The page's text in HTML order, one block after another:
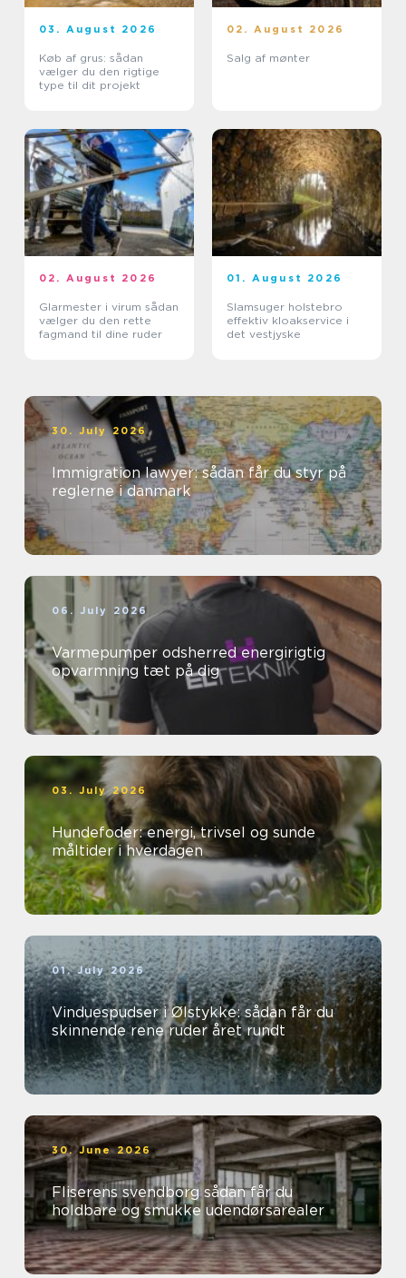
03. August 2026
Køb af grus: sådan
vælger du den rigtige
type til dit projekt
02. August 2026
Salg af mønter
02. August 2026
Glarmester i virum sådan
vælger du den rette
fagmand til dine ruder
01. August 2026
Slamsuger holstebro
effektiv kloakservice i
det vestjyske
30. July 2026
Immigration lawyer: sådan får du styr på
reglerne i danmark
06. July 2026
Varmepumper odsherred energirigtig
opvarmning tæt på dig
03. July 2026
Hundefoder: energi, trivsel og sunde
måltider i hverdagen
01. July 2026
Vinduespudser i Ølstykke: sådan får du
skinnende rene ruder året rundt
30. June 2026
Fliserens svendborg sådan får du
holdbare og smukke udendørsarealer